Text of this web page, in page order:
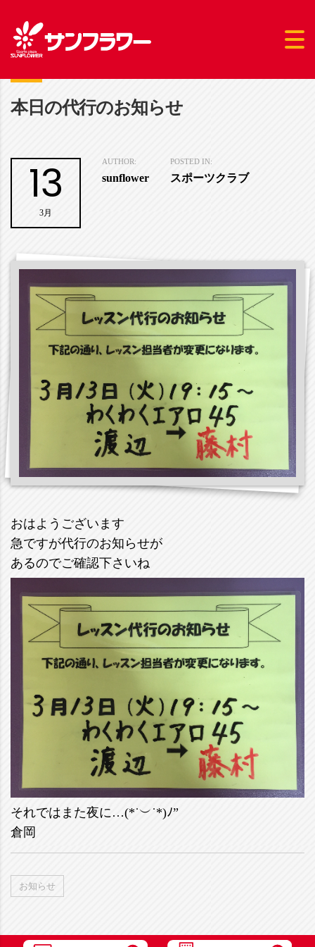
本日の代行のお知らせ
13
3月
AUTHOR:
sunflower
POSTED IN:
スポーツクラブ
おはようございます
急ですが代行のお知らせが
あるのでご確認下さいね
それではまた夜に…(*˙︶˙*)ﾉ”
倉岡
お知らせ